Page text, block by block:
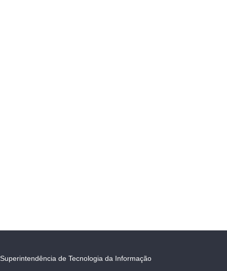
Superintendência de Tecnologia da Informação